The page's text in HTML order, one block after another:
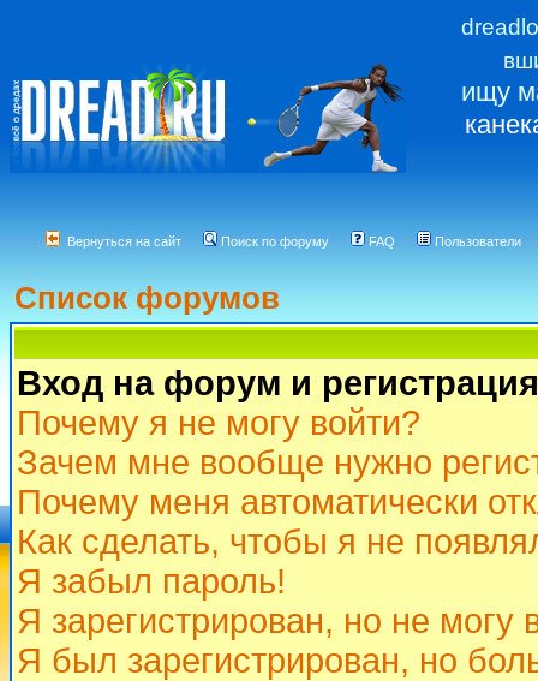
ищу
Вернуться на сайт Поиск по форуму FAQ Пользователи
Список форумов
Вход на форум и регистрация
Почему я не могу войти?
Зачем мне вообще нужно
Почему меня автоматически
Как сделать, чтобы я не
Я забыл пароль!
Я зарегистрирован, но не могу
Я был зарегистрирован, но